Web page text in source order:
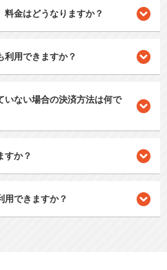
料金はどうなりますか？
利用できますか？
いない場合の決済方法は何で
すか？
用できますか？